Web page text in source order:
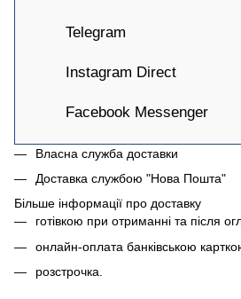
Telegram
Instagram Direct
Facebook Messenger
Власна служба доставки
Доставка службою "Нова Пошта"
Більше інформації про доставку
готівкою при отриманні та після
онлайн-оплата банківською
розстрочка.